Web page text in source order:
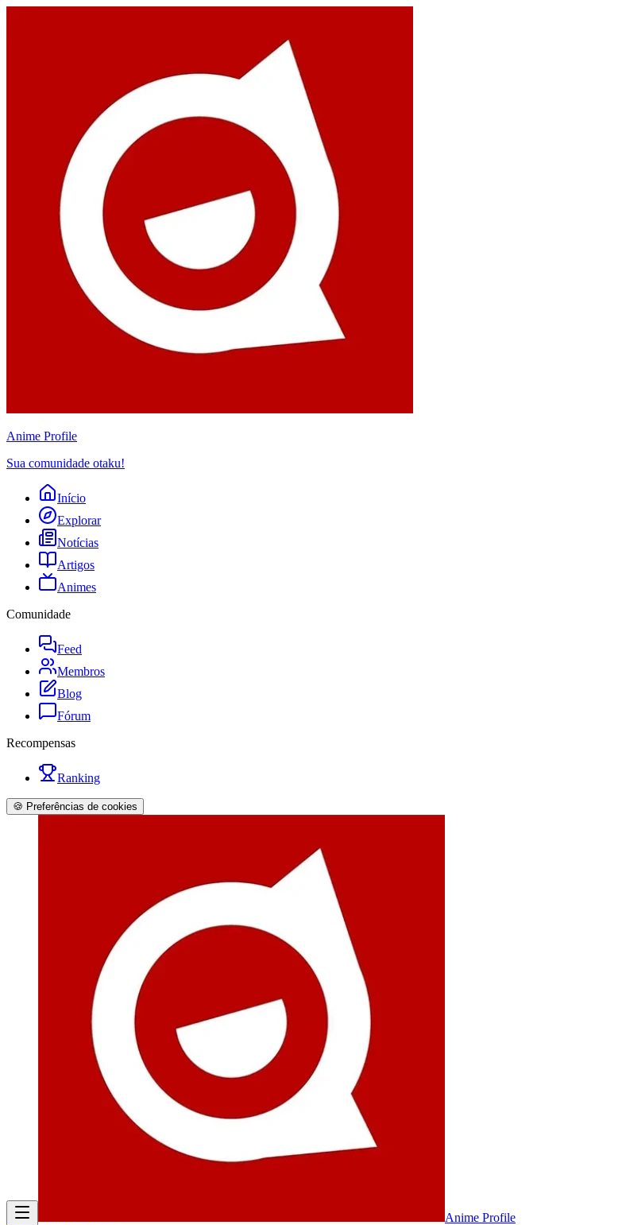
Anime Profile
Sua comunidade otaku!
Início
Explorar
Notícias
Artigos
Animes
Comunidade
Feed
Membros
Blog
Fórum
Recompensas
Ranking
🍪 Preferências de cookies
Anime Profile